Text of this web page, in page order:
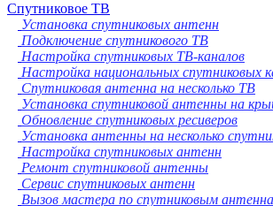
Спутниковое ТВ
Установка спутниковых антенн
Подключение спутникового ТВ
Настройка спутниковых ТВ-каналов
Настройка национальных спутниковых
Спутниковая антенна на несколько ТВ
Установка спутниковой антенны на
Обновление спутниковых ресиверов
Установка антенны на несколько
Настройка спутниковых антенн
Ремонт спутниковой антенны
Сервис спутниковых антенн
Вызов мастера по спутниковым